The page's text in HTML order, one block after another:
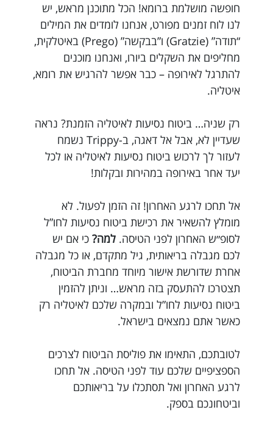
חופשה מושלמת ברומא! הכל מתוכנן מראש, יש
לנו לוח זמנים מפורט, אנחנו לומדים את המילים
“תודה” (Gratzie) ו”בבקשה” (Prego) באיטלקית,
מחליפים את השקלים ביורו, ואנחנו מוכנים
להתרגל לאירופה – כבר אפשר להרגיש את רומא,
איטליה.
רק שניה… ביטוח נסיעות לאיטליה הזמנת? נראה
שעדיין לא, אבל אל דאגה, ב-Trippy נשמח
לעזור לך לרכוש ביטוח נסיעות לאיטליה או לכל
יעד אחר באירופה במהירות ובקלות!
אל תחכו לרגע האחרון! זה הזמן לפעול. לא
מומלץ להשאיר את רכישת ביטוח נסיעות לחו”ל
לסופ״ש האחרון לפני הטיסה. למה? כי אם יש
לכם מגבלה בריאותית, גיל מתקדם, או כל מגבלה
אחרת שדורשת אישור מיוחד מחברת הביטוח,
תצטרכו להתעסק בזה מראש… וניתן להזמין
ביטוח נסיעות לחו”ל ובמקרה שלכם לאיטליה רק
כאשר אתם נמצאים בישראל.
לטובתכם, התאימו את פוליסת הביטוח לצרכים
הספציפיים שלכם עוד לפני הטיסה. אל תחכו
לרגע האחרון ואל תסתכלו על בריאותכם
וביטחונכם בספק.